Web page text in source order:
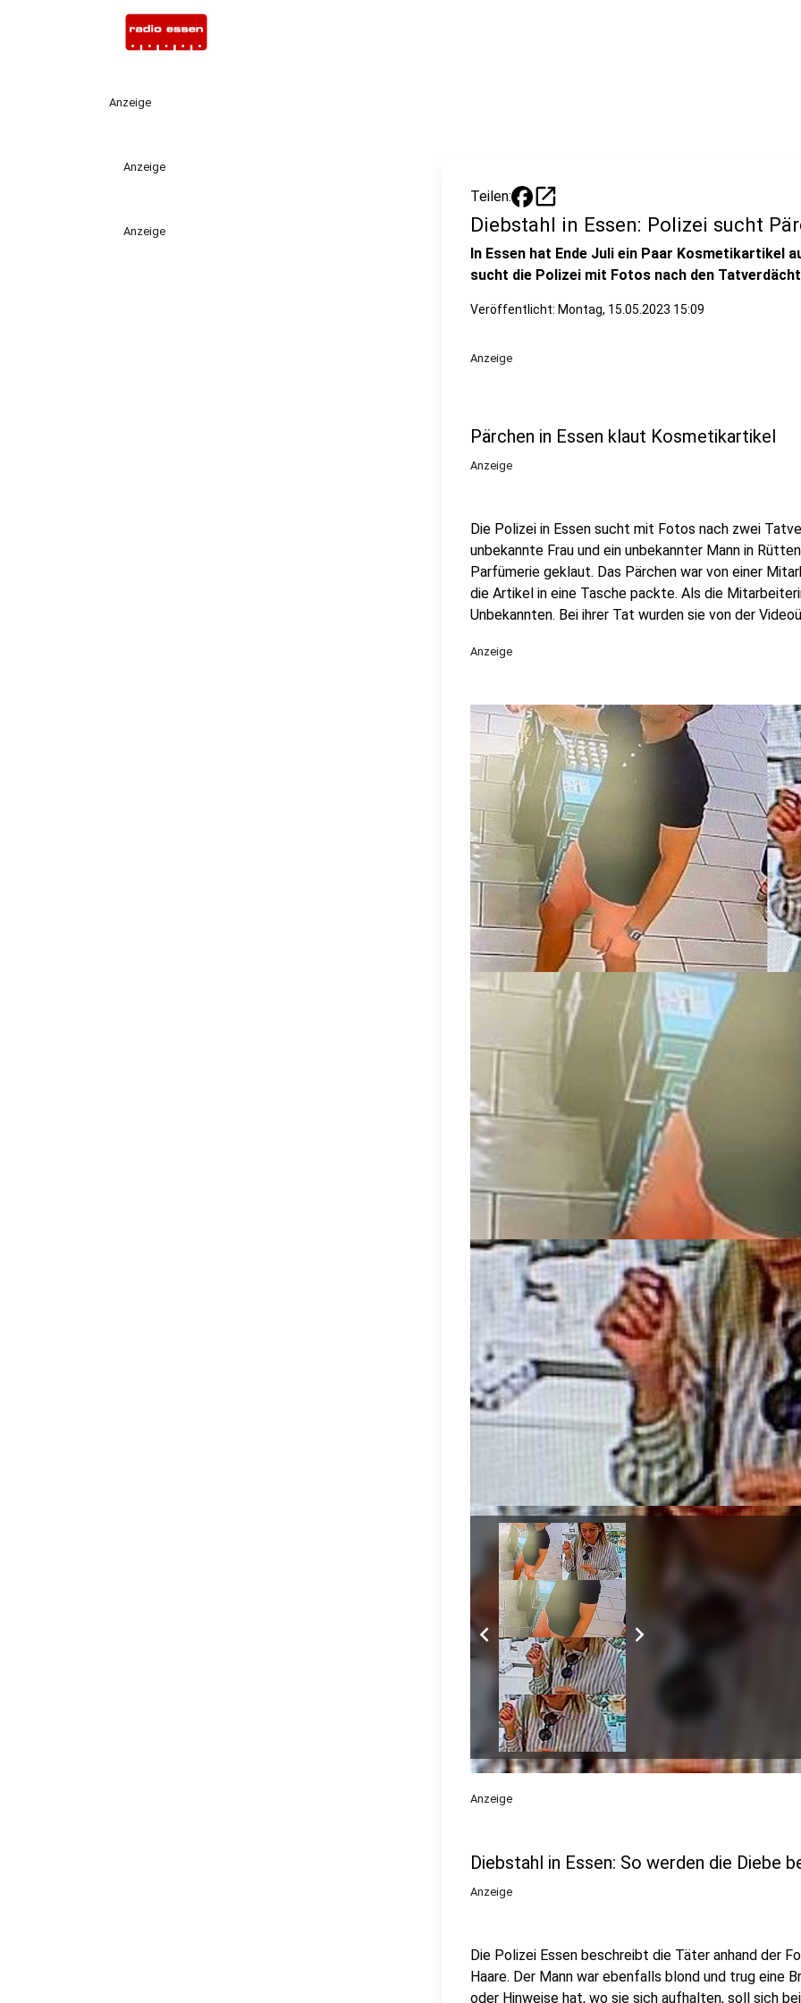
Anzeige
Anzeige
Anzeige
Teilen: open_in_new
Diebstahl in Essen: Polizei sucht
In Essen hat Ende Juli ein Paar Kosmetikartikel
sucht die Polizei mit Fotos nach den
Veröffentlicht: Montag, 15.05.2023 15:09
Anzeige
Pärchen in Essen klaut Kosmetikartikel
Anzeige
Die Polizei in Essen sucht mit Fotos nach zwei
unbekannte Frau und ein unbekannter Mann in
Parfümerie geklaut. Das Pärchen war von einer
die Artikel in eine Tasche packte. Als die
Unbekannten. Bei ihrer Tat wurden sie von der
Anzeige
chevron_left chevron_right
Anzeige
Diebstahl in Essen: So werden die Diebe
Anzeige
Die Polizei Essen beschreibt die Täter anhand der
Haare. Der Mann war ebenfalls blond und trug eine
oder Hinweise hat, wo sie sich aufhalten, soll sich